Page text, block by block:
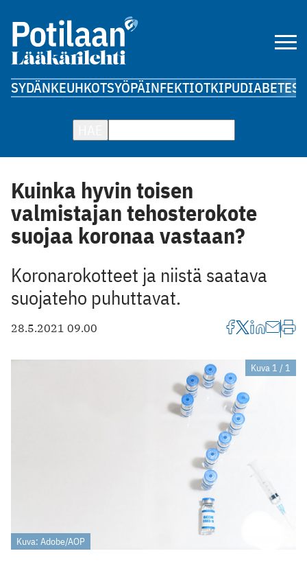
SYDÄNKEUHKOTSYÖPÄINFEKTIOTKIPUDIABETES
Kuinka hyvin toisen
valmistajan tehosterokote
suojaa koronaa vastaan?
Koronarokotteet ja niistä saatava
suojateho puhuttavat.
28.5.2021 09.00
Kuva 1 / 1
Kuva: Adobe/AOP